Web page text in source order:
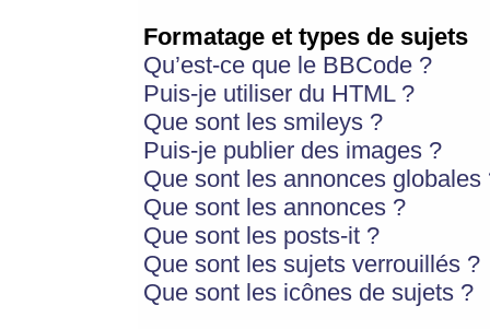
Formatage et types de sujets
Qu’est-ce que le BBCode ?
Puis-je utiliser du HTML ?
Que sont les smileys ?
Puis-je publier des images ?
Que sont les annonces globales
Que sont les annonces ?
Que sont les posts-it ?
Que sont les sujets verrouillés ?
Que sont les icônes de sujets ?